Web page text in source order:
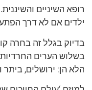
רופא השיניים
ילדים אם לא דרך
בדיוק בגלל זה בחרה
בשלוש הערים
הלא הן: ירושלים, ביתר